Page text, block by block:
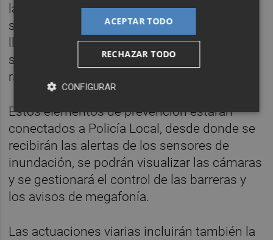
la mecanización de compuertas del
saneamiento para prevenir colapsos por
lluvias intensas. También se implantarán
sistemas de megafonía de emergencia vía
radio con altavoces solares.
Estos elementos de prevención estarán
conectados a Policía Local, desde donde se
recibirán las alertas de los sensores de
inundación, se podrán visualizar las cámaras
y se gestionará el control de las barreras y
los avisos de megafonía.
Las actuaciones viarias incluirán también la
ACEPTAR TODO
RECHAZAR TODO
CONFIGURAR